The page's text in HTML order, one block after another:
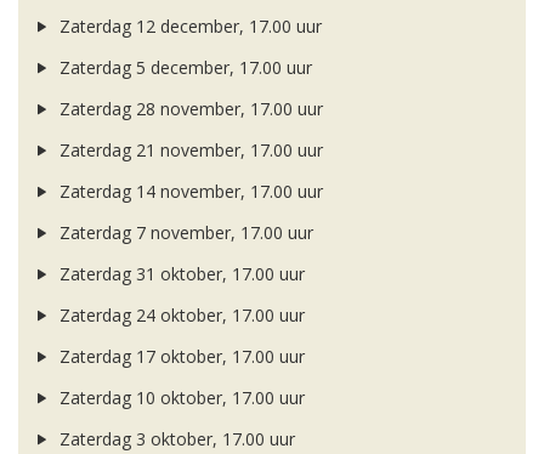
Zaterdag 12 december, 17.00 uur
Zaterdag 5 december, 17.00 uur
Zaterdag 28 november, 17.00 uur
Zaterdag 21 november, 17.00 uur
Zaterdag 14 november, 17.00 uur
Zaterdag 7 november, 17.00 uur
Zaterdag 31 oktober, 17.00 uur
Zaterdag 24 oktober, 17.00 uur
Zaterdag 17 oktober, 17.00 uur
Zaterdag 10 oktober, 17.00 uur
Zaterdag 3 oktober, 17.00 uur